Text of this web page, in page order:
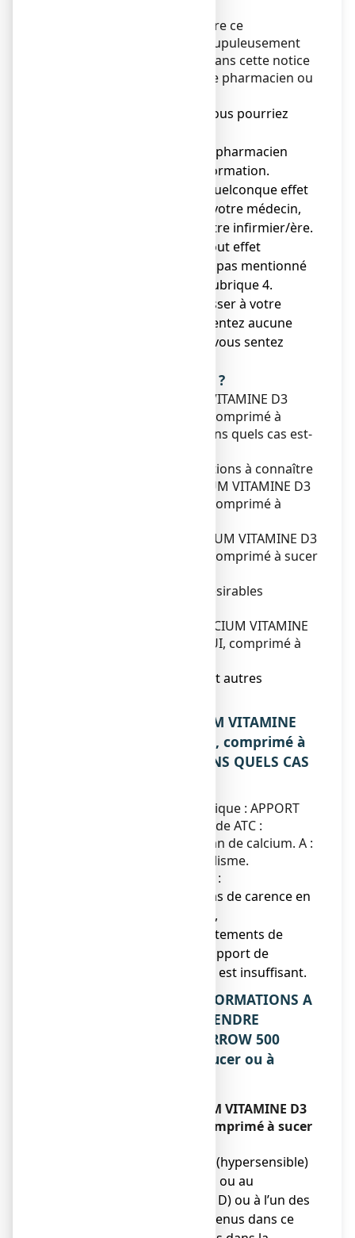
Vous devez toujours prendre ce
médicament en suivant scrupuleusement
les informations fournies dans cette notice
ou par votre médecin, votre pharmacien ou
● Gardez cette notice. Vous pourriez
● Adressez-vous à votre pharmacien
pour tout conseil ou information.
● Si vous ressentez un quelconque effet
indésirable, parlez-en à votre médecin,
votre pharmacien ou votre infirmier/ère.
Ceci s’applique aussi à tout effet
indésirable qui ne serait pas mentionné
dans cette notice. Voir rubrique 4.
● Vous devez vous adresser à votre
médecin si vous ne ressentez aucune
amélioration ou si vous vous sentez
Que contient cette notice ?
1. Qu'est-ce que CALCIUM VITAMINE D3
ARROW 500 mg/400 UI, comprimé à
sucer ou à croquer et dans quels cas est-
2. Quelles sont les informations à connaître
avant de prendre CALCIUM VITAMINE D3
ARROW 500 mg/400 UI, comprimé à
3. Comment prendre CALCIUM VITAMINE D3
ARROW 500 mg/400 UI, comprimé à sucer
4. Quels sont les effets indésirables
5. Comment conserver CALCIUM VITAMINE
D3 ARROW 500 mg/400 UI, comprimé à
6. Contenu de l’emballage et autres
1. QU’EST-CE QUE CALCIUM VITAMINE
D3 ARROW 500 mg/400 UI, comprimé à
sucer ou à croquer ET DANS QUELS CAS
Classe pharmacothérapeutique : APPORT
VITAMINO D-CALCIQUE - code ATC :
Médicament actif sur le bilan de calcium. A :
appareil digestif et métabolisme.
Ce médicament est indiqué :
● chez le sujet âgé, en cas de carence en
calcium et en vitamine D,
● en association aux traitements de
l'ostéoporose lorsque l'apport de
calcium et de vitamine D est insuffisant.
2. QUELLES SONT LES INFORMATIONS A
CONNAITRE AVANT DE PRENDRE
CALCIUM VITAMINE D3 ARROW 500
mg/400 UI, comprimé à sucer ou à
Ne prenez jamais CALCIUM VITAMINE D3
ARROW 500 mg/400 UI, comprimé à sucer
● si vous êtes allergique (hypersensible)
au carbonate de calcium ou au
cholécalciférol (vitamine D) ou à l’un des
autres composants contenus dans ce